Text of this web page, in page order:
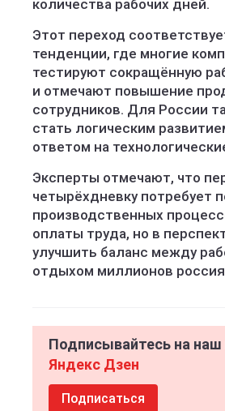
количества рабочих дней.
Этот переход
тенденции, где многие
тестируют сокращённую
и отмечают повышение
сотрудников. Для России
стать логическим
ответом на
Эксперты отмечают, что
четырёхдневку потребует
производственных
оплаты труда, но в
улучшить баланс между
отдыхом миллионов
Подписывайтесь на наш
Яндекс Дзен
Подписаться